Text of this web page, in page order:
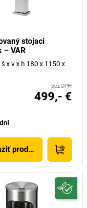
stojaci
– VAR
x v x h 180 x 1150 x
bez DPH
499,- €
produkt